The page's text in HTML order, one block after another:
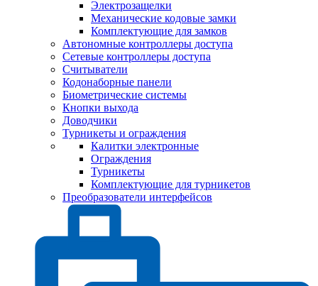
Электрозащелки
Механические кодовые замки
Комплектующие для замков
Автономные контроллеры доступа
Сетевые контроллеры доступа
Считыватели
Кодонаборные панели
Биометрические системы
Кнопки выхода
Доводчики
Турникеты и ограждения
Калитки электронные
Ограждения
Турникеты
Комплектующие для турникетов
Преобразователи интерфейсов